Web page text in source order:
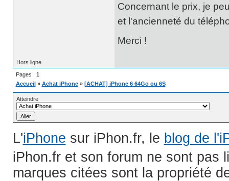
Concernant le prix, je
et l'ancienneté du
Merci !
Hors ligne
Pages : 1
Accueil » Achat iPhone » [ACHAT] iPhone 6 64Go ou 6S
Atteindre
L'iPhone sur iPhon.fr, le blog de
iPhon.fr et son forum ne sont pas
marques citées sont la propriété